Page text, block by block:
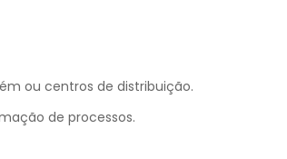
ou centros de distribuição.
de processos.